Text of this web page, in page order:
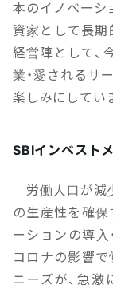
本のイノベーシ
資家として長
経営陣として、
業・愛されるサ
楽しみにしてい
SBIインベスト
労働人口が減
の生産性を確
ーションの導入
コロナの影響
ニーズが、急